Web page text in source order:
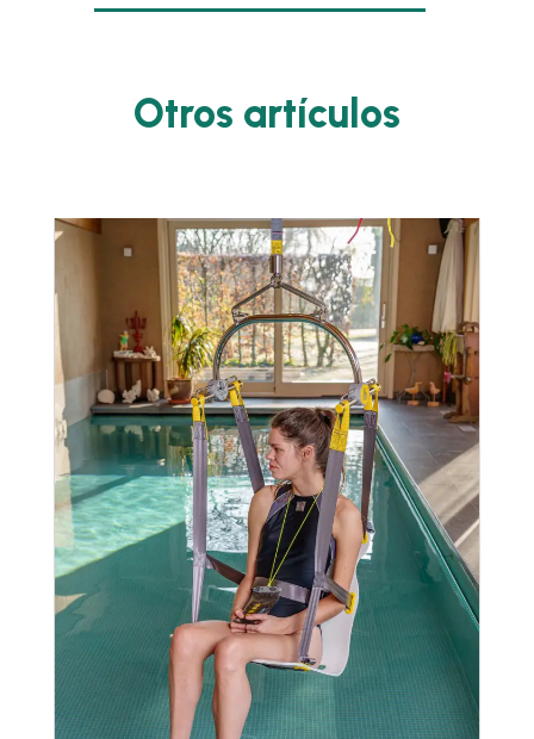
Otros artículos